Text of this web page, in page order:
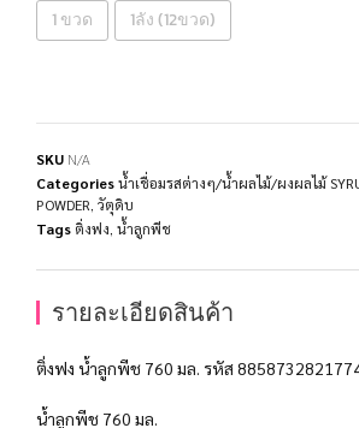
1 ขวด 1ลัง (12ขวด)
SKU N/A
Categoriesน้ำเชื่อมรสต่างๆ/น้ำผลไม้/ผงผลไม้
POWDER วัตุดิบ
Tags ติ่งฟง น้ำลูกพีช
รายละเอียดสินค้า
ติ่งฟง น้ำลูกพีช 760 มล. รหัส
น้ำลูกพีช 760 มล.